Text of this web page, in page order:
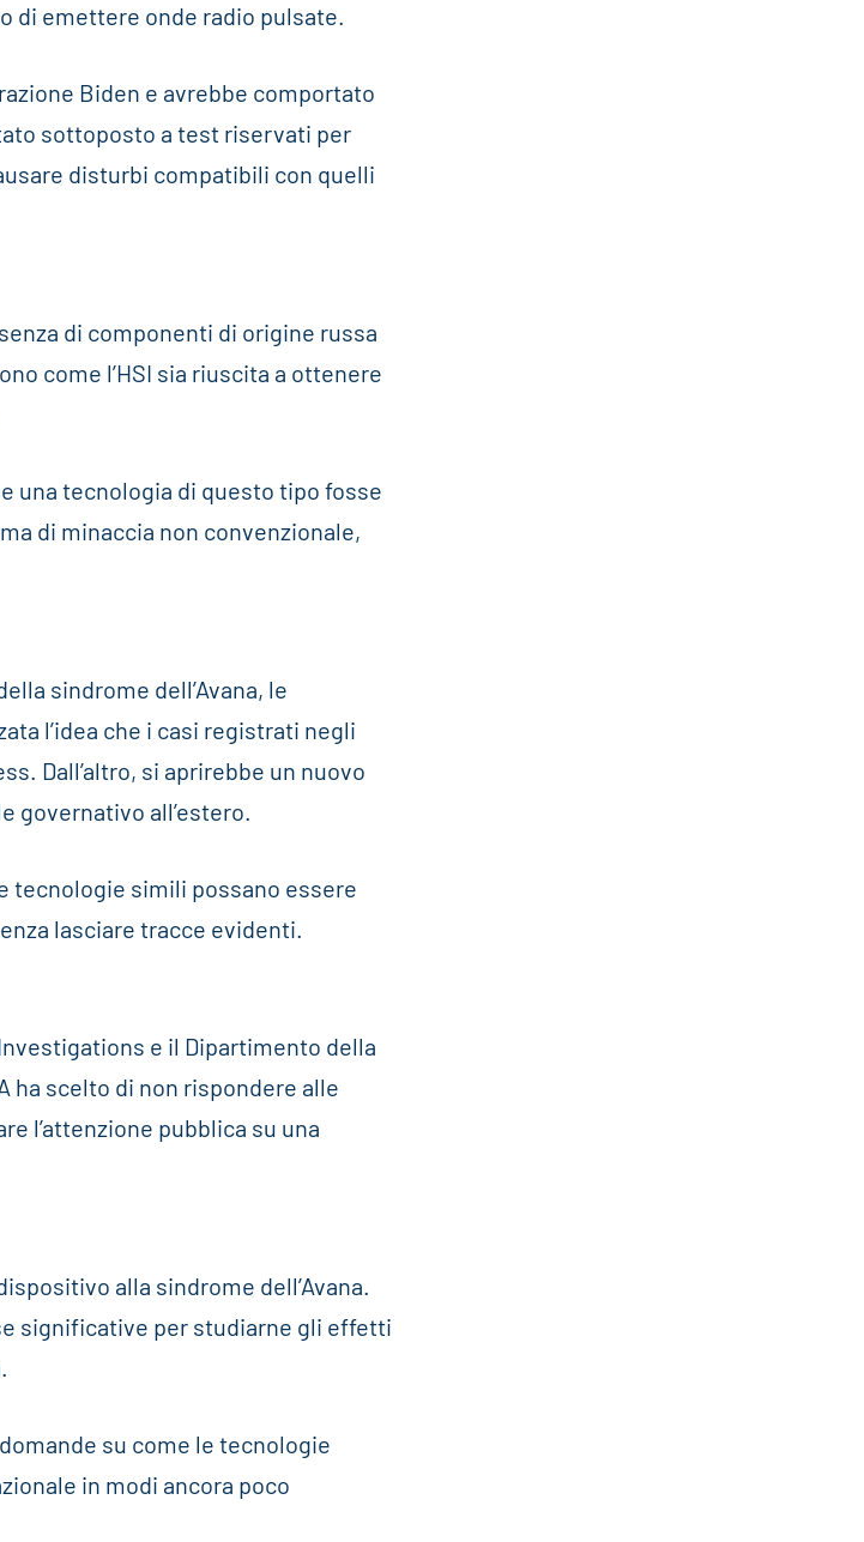
di emettere onde radio pulsate.
Biden e avrebbe comportato
sottoposto a test riservati per
disturbi compatibili con quelli
di componenti di origine russa
come l’HSI sia riuscita a ottenere
una tecnologia di questo tipo fosse
di minaccia non convenzionale,
sindrome dell’Avana, le
l’idea che i casi registrati negli
Dall’altro, si aprirebbe un nuovo
governativo all’estero.
tecnologie simili possano essere
lasciare tracce evidenti.
e il Dipartimento della
ha scelto di non rispondere alle
l’attenzione pubblica su una
alla sindrome dell’Avana.
significative per studiarne gli effetti
su come le tecnologie
in modi ancora poco